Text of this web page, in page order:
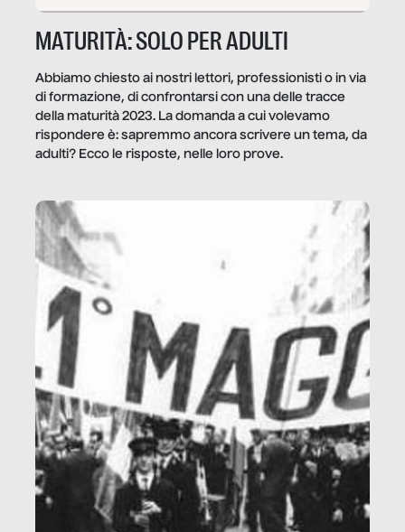
MATURITÀ: SOLO PER ADULTI
Abbiamo chiesto ai nostri lettori, professionisti o in via
di formazione, di confrontarsi con una delle tracce
della maturità 2023. La domanda a cui volevamo
rispondere è: sapremmo ancora scrivere un tema, da
adulti? Ecco le risposte, nelle loro prove.